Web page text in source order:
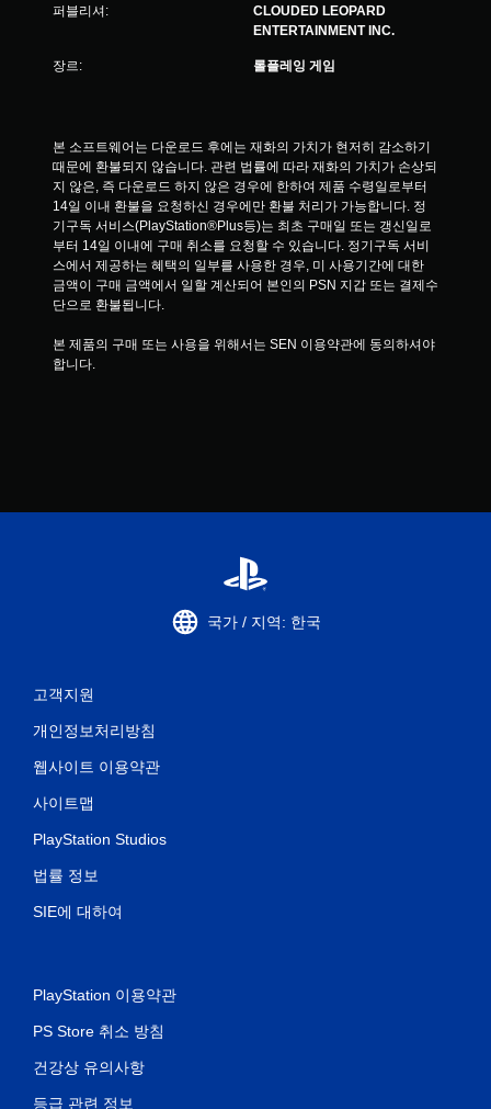
퍼블리셔:
CLOUDED LEOPARD
ENTERTAINMENT INC.
장르: 롤플레잉 게임
본 소프트웨어는 다운로드 후에는 재화의 가치가 현저히 감소하기
때문에 환불되지 않습니다. 관련 법률에 따라 재화의 가치가 손상되
지 않은, 즉 다운로드 하지 않은 경우에 한하여 제품 수령일로부터
14일 이내 환불을 요청하신 경우에만 환불 처리가 가능합니다. 정
기구독 서비스(PlayStation®Plus등)는 최초 구매일 또는 갱신일로
부터 14일 이내에 구매 취소를 요청할 수 있습니다. 정기구독 서비
스에서 제공하는 혜택의 일부를 사용한 경우, 미 사용기간에 대한
금액이 구매 금액에서 일할 계산되어 본인의 PSN 지갑 또는 결제수
단으로 환불됩니다.
본 제품의 구매 또는 사용을 위해서는 SEN 이용약관에 동의하셔야
합니다.
국가 / 지역: 한국
고객지원
개인정보처리방침
웹사이트 이용약관
사이트맵
PlayStation Studios
법률 정보
SIE에 대하여
PlayStation 이용약관
PS Store 취소 방침
건강상 유의사항
등급 관련 정보